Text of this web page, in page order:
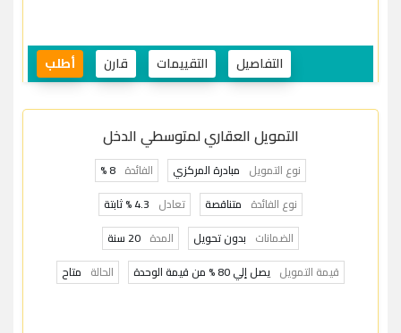
التفاصيل التقييمات قارن أطلب
التمويل العقاري لمتوسطي الدخل
نوع التمويل مبادرة المركزي الفائدة 8 %
نوع الفائدة متناقصة تعادل 4.3 % ثابتة
الضمانات بدون تحويل المدة 20 سنة
قيمة التمويل يصل إلي 80 % من قيمة الوحدة الحالة متاح